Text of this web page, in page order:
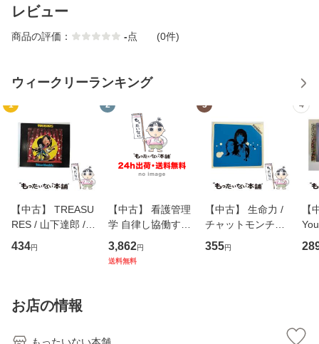
レビュー
商品の評価： -点 (0件)
ウィークリーランキング
1
【中古】 TREASU
RES / 山下達郎 /
イーストウエス
ト・ジャパン [CD]
434円
2
【中古】 看護管理
学 自律し協働する
専門職の看護マネ
ジメントスキル 改
3,862円
送料無料
3
【中古】 生命力 /
チャットモンチー /
キューンレコード
[CD]【メール便送
355円
4
【
のが
お店の情報
もったいない本舗